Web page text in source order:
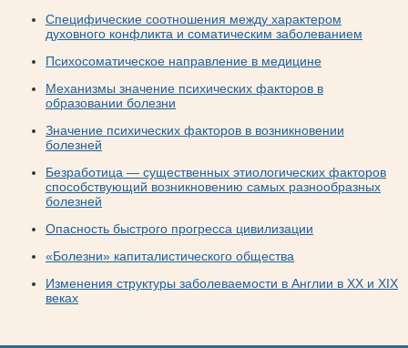
Специфические соотношения между характером
духовного конфликта и соматическим заболеванием
Психосоматическое направление в медицине
Механизмы значение психических факторов в
образовании болезни
Значение психических факторов в возникновении
болезней
Безработица — существенных этиологических факторов
способствующий возникновению самых разнообразных
болезней
Опасность быстрого прогресса цивилизации
«Болезни» капиталистического общества
Изменения структуры заболеваемости в Англии в XX и XIX
веках